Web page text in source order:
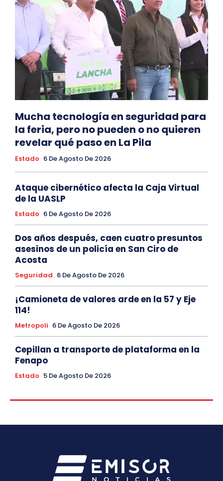
Mucha tecnología en seguridad para
la feria, pero no pueden o no quieren
revelar qué paso en La Pila
Estado 6 De Agosto De 2026
Ataque cibernético afecta la Caja Virtual
de la UASLP
Estado 6 De Agosto De 2026
Dos años después, caen cuatro presuntos
asesinos de un policía en San Ciro de
Acosta
Seguridad 6 De Agosto De 2026
¡Camioneta de valores arde en la 57 y Eje
114!
Metropoli 6 De Agosto De 2026
Cepillan a transporte de plataforma en la
Fenapo
Estado 5 De Agosto De 2026